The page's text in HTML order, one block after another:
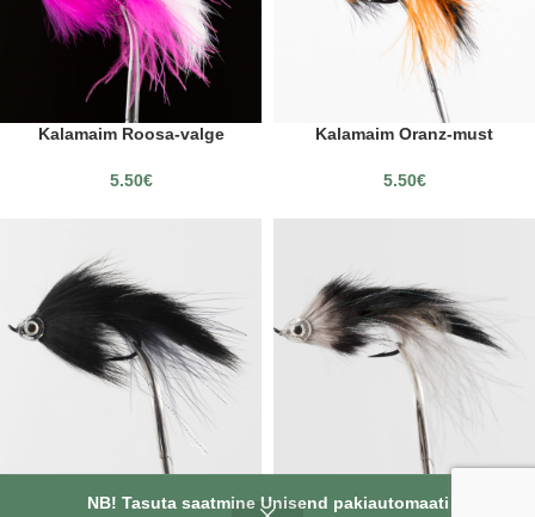
NB! Tasuta saatmine Unisend pakiautomaati
Kalamaim Roosa-valge
5.50€
Kalamaim Oranz-must
5.50€